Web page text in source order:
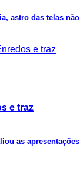
astro das telas não
e traz
as apresentações